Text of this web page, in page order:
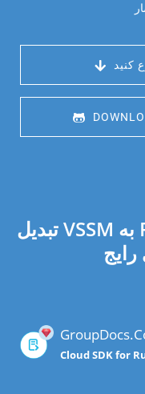
کنید
تبدیل VSSM به PPT با استفاده از SDK در
Cloud SDK for